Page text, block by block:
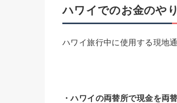
ハワイでのお金のや
ハワイ旅行中に使用する現地
・ハワイの両替所で現金を両